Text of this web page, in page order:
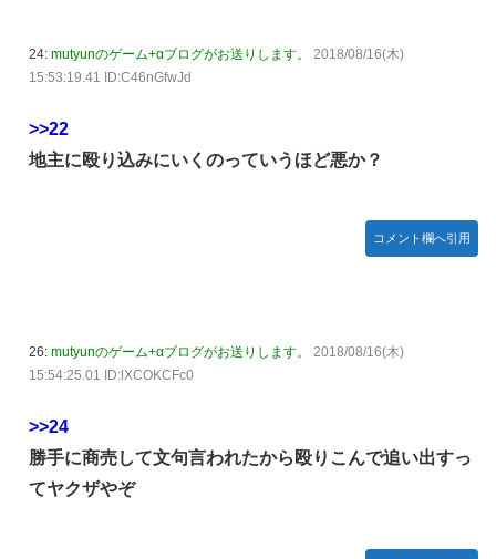
24: mutyunのゲーム+αブログがお送りします。
2018/08/16(木)
15:53:19.41 ID:C46nGfwJd
>>22
地主に殴り込みにいくのっていうほど悪か？
コメント欄へ引用
26: mutyunのゲーム+αブログがお送りします。
2018/08/16(木)
15:54:25.01 ID:lXCOKCFc0
>>24
勝手に商売して文句言われたから殴りこんで追い出すっ
てヤクザやぞ